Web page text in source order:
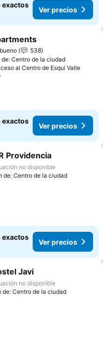
exactos
Ver precios
a favoritos
538
de: Centro de la ciudad
al Centro de Esquí Valle
exactos
Ver precios
a favoritos
Providencia
no disponible
de: Centro de la ciudad
exactos
Ver precios
a favoritos
Javi
no disponible
de: Centro de la ciudad